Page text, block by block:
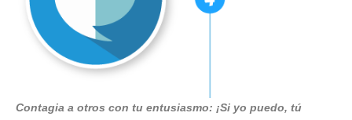
Contagia a otros con tu entusiasmo: ¡Si yo puedo, tú